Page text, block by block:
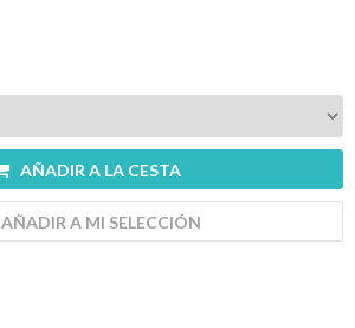
AÑADIR A LA CESTA
AÑADIR A MI SELECCIÓN